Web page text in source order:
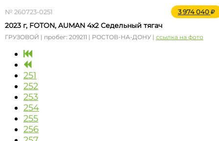
№ 260723-0251 3 974 040
2023 г, FOTON, AUMAN 4x2 Седельный тягач
ГРУЗОВОЙ | пробег: 209211 | РОСТОВ-НА-ДОНУ | ссылка на фото
251
252
253
254
255
256